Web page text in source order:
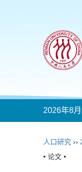
2026年8
人口研究 ››
• 论文 •